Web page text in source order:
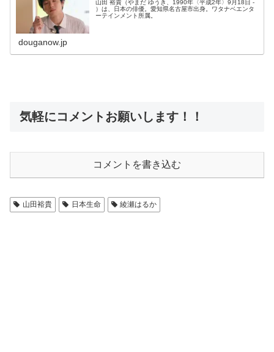
山田 裕貴（やまだ ゆうき、1990年〈平成2年〉9月18日 -
）は、日本の俳優。愛知県名古屋市出身。ワタナベエンタ
ーテインメント所属。
douganow.jp
気軽にコメントお願いします！！
コメントを書き込む
山田裕貴 日本生命 綾瀬はるか